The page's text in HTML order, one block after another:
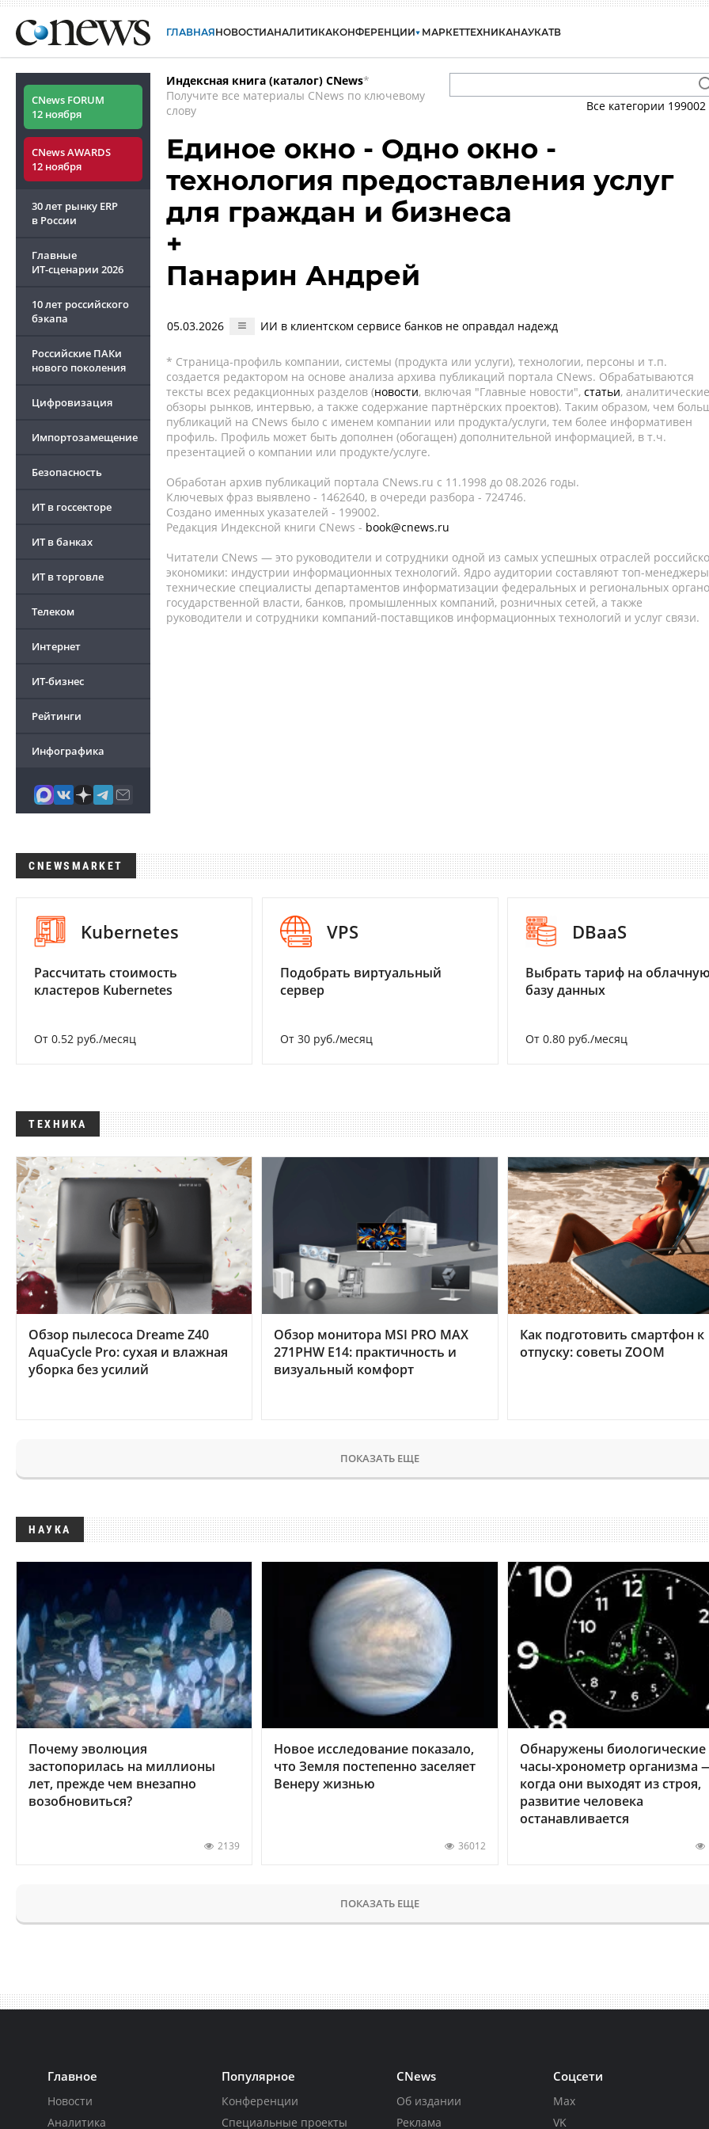
ГЛАВНАЯНОВОСТИАНАЛИТИКАКОНФЕРЕНЦИИ МАРКЕТТЕХНИКАНАУКАТВ
CNews FORUM
12 ноября
CNews AWARDS
12 ноября
30 лет рынку ERP
в России
Главные
ИТ-сценарии 2026
10 лет российского
бэкапа
Российские ПАКи
нового поколения
Цифровизация
Импортозамещение
Безопасность
ИТ в госсекторе
ИТ в банках
ИТ в торговле
Телеком
Интернет
ИТ-бизнес
Рейтинги
Инфографика
Индексная книга (каталог) CNews*
Получите все материалы CNews по ключевому
слову
Все категории 199002
Единое окно - Одно окно -
технология предоставления услуг
для граждан и бизнеса
+
Панарин Андрей
05.03.2026 ИИ в клиентском сервисе банков не оправдал надежд
* Страница-профиль компании, системы (продукта или услуги), технологии, персоны и т.п.
создается редактором на основе анализа архива публикаций портала CNews. Обрабатываются
тексты всех редакционных разделов (новости, включая "Главные новости", статьи, аналитические
обзоры рынков, интервью, а также содержание партнёрских проектов). Таким образом, чем
публикаций на CNews было с именем компании или продукта/услуги, тем более информативен
профиль. Профиль может быть дополнен (обогащен) дополнительной информацией, в т.ч.
презентацией о компании или продукте/услуге.
Обработан архив публикаций портала CNews.ru c 11.1998 до 08.2026 годы.
Ключевых фраз выявлено - 1462640, в очереди разбора - 724746.
Создано именных указателей - 199002.
Редакция Индексной книги CNews - book@cnews.ru
Читатели CNews — это руководители и сотрудники одной из самых успешных отраслей
экономики: индустрии информационных технологий. Ядро аудитории составляют топ-
технические специалисты департаментов информатизации федеральных и региональных
государственной власти, банков, промышленных компаний, розничных сетей, а также
руководители и сотрудники компаний-поставщиков информационных технологий и услуг связи.
CNEWSMARKET
Kubernetes
Рассчитать стоимость
кластеров Kubernetes
От 0.52 руб./месяц
VPS
Подобрать виртуальный
сервер
От 30 руб./месяц
DBaaS
Выбрать тариф на
базу данных
От 0.80 руб./месяц
ТЕХНИКА
Обзор пылесоса Dreame Z40
AquaCycle Pro: сухая и влажная
уборка без усилий
Обзор монитора MSI PRO MAX
271PHW E14: практичность и
визуальный комфорт
Как подготовить смартфон к
отпуску: советы ZOOM
ПОКАЗАТЬ ЕЩЕ
НАУКА
Почему эволюция
застопорилась на миллионы
лет, прежде чем внезапно
возобновиться?
2139
Новое исследование показало,
что Земля постепенно заселяет
Венеру жизнью
36012
Обнаружены биологические
часы-хронометр организма
когда они выходят из строя,
развитие человека
останавливается
ПОКАЗАТЬ ЕЩЕ
Главное
Новости
Аналитика
Популярное
Конференции
Специальные проекты
CNews
Об издании
Реклама
Соцсети
Max
VK